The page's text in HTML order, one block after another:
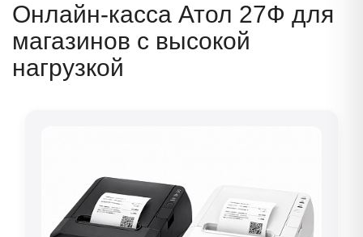
Онлайн-касса Атол 27Ф для
магазинов с высокой
нагрузкой